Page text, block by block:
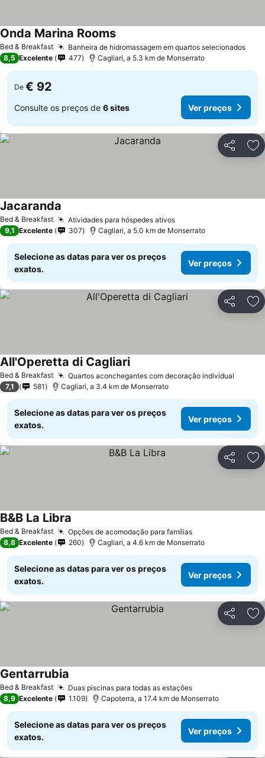
Bed & Breakfast Banheira de hidromassagem em quartos selecionados
Onda Marina Rooms
8,5 Excelente 477 Cagliari, a 5.3 km de Monserrato
De € 92
Consulte os preços de 6 sites Ver preços
Partilhar
Bed & Breakfast Atividades para hóspedes ativos
Jacaranda
9,1 Excelente 307 Cagliari, a 5.0 km de Monserrato
Selecione as datas para ver os preços
exatos.
Ver preços
Partilhar
Bed & Breakfast Quartos aconchegantes com decoração individual
All'Operetta di Cagliari
7,1 581 Cagliari, a 3.4 km de Monserrato
Selecione as datas para ver os preços
exatos.
Ver preços
Partilhar
Bed & Breakfast Opções de acomodação para famílias
B&B La Libra
8,8 Excelente 260 Cagliari, a 4.6 km de Monserrato
Selecione as datas para ver os preços
exatos.
Ver preços
Partilhar
Bed & Breakfast Duas piscinas para todas as estações
Gentarrubia
8,9 Excelente 1.109 Capoterra, a 17.4 km de Monserrato
Selecione as datas para ver os preços
exatos.
Ver preços